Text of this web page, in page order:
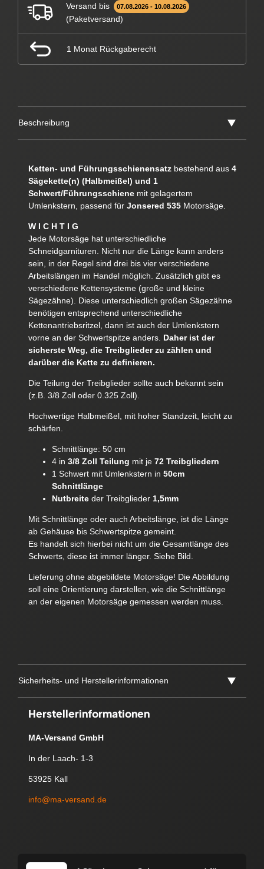
Versand bis 07.08.2026 - 10.08.2026
(Paketversand)
1 Monat Rückgaberecht
Beschreibung
Ketten- und Führungsschienensatzbestehend aus 4
Sägekette(n) (Halbmeißel) und 1
Schwert/Führungsschienemit gelagertem
Umlenkstern, passend für Jonsered 535Motorsäge.
W I C H T I G
Jede Motorsäge hat unterschiedliche
Schneidgarnituren. Nicht nur die Länge kann anders
sein, in der Regel sind drei bis vier verschiedene
Arbeitslängen im Handel möglich. Zusätzlich gibt es
verschiedene Kettensysteme (große und kleine
Sägezähne). Diese unterschiedlich großen Sägezähne
benötigen entsprechend unterschiedliche
Kettenantriebsritzel, dann ist auch der Umlenkstern
vorne an der Schwertspitze anders. Daher ist der
sicherste Weg, die Treibglieder zu zählen und
darüber die Kette zu definieren.
Die Teilung der Treibglieder sollte auch bekannt sein
(z.B. 3/8 Zoll oder 0.325 Zoll).
Hochwertige Halbmeißel, mit hoher Standzeit, leicht zu
schärfen.
Schnittlänge: 50 cm
4 in 3/8 Zoll Teilung mit je 72 Treibgliedern
1 Schwert mit Umlenkstern in 50cm
Schnittlänge
Nutbreiteder Treibglieder 1,5mm
Mit Schnittlänge oder auch Arbeitslänge, ist die Länge
ab Gehäuse bis Schwertspitze gemeint.
Es handelt sich hierbei nicht um die Gesamtlänge des
Schwerts, diese ist immer länger. Siehe Bild.
Lieferung ohne abgebildete Motorsäge! Die Abbildung
soll eine Orientierung darstellen, wie die Schnittlänge
an der eigenen Motorsäge gemessen werden muss.
Sicherheits- und Herstellerinformationen
Herstellerinformationen
MA-Versand GmbH
In der Laach- 1-3
53925 Kall
info@ma-versand.de